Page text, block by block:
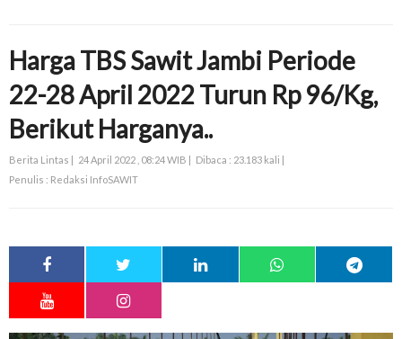
Harga TBS Sawit Jambi Periode
22-28 April 2022 Turun Rp 96/Kg,
Berikut Harganya..
Berita Lintas | 24 April 2022 , 08:24 WIB | Dibaca : 23.183 kali |
Penulis : Redaksi InfoSAWIT